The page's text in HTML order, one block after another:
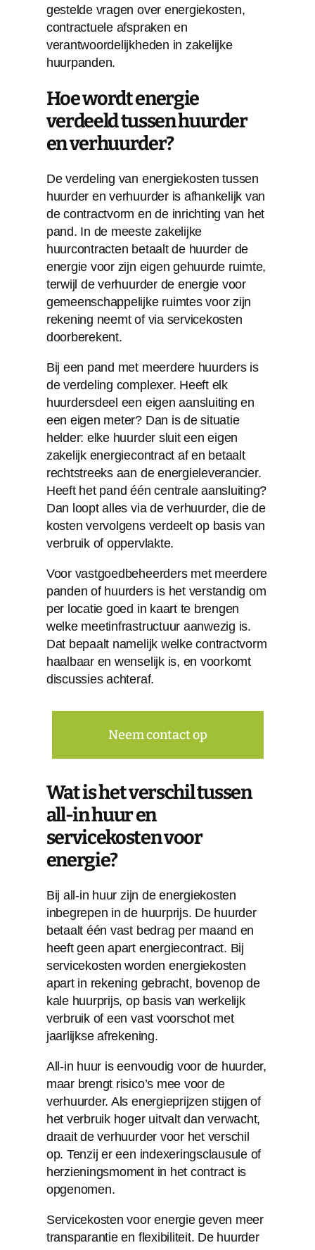
gestelde vragen over energiekosten,
contractuele afspraken en
verantwoordelijkheden in zakelijke
huurpanden.
Hoe wordt energie
verdeeld tussen huurder
en verhuurder?
De verdeling van energiekosten tussen
huurder en verhuurder is afhankelijk van
de contractvorm en de inrichting van het
pand. In de meeste zakelijke
huurcontracten betaalt de huurder de
energie voor zijn eigen gehuurde ruimte,
terwijl de verhuurder de energie voor
gemeenschappelijke ruimtes voor zijn
rekening neemt of via servicekosten
doorberekent.
Bij een pand met meerdere huurders is
de verdeling complexer. Heeft elk
huurdersdeel een eigen aansluiting en
een eigen meter? Dan is de situatie
helder: elke huurder sluit een eigen
zakelijk energiecontract af en betaalt
rechtstreeks aan de energieleverancier.
Heeft het pand één centrale aansluiting?
Dan loopt alles via de verhuurder, die de
kosten vervolgens verdeelt op basis van
verbruik of oppervlakte.
Voor vastgoedbeheerders met meerdere
panden of huurders is het verstandig om
per locatie goed in kaart te brengen
welke meetinfrastructuur aanwezig is.
Dat bepaalt namelijk welke contractvorm
haalbaar en wenselijk is, en voorkomt
discussies achteraf.
Neem contact op
Wat is het verschil tussen
all-in huur en
servicekosten voor
energie?
Bij all-in huur zijn de energiekosten
inbegrepen in de huurprijs. De huurder
betaalt één vast bedrag per maand en
heeft geen apart energiecontract. Bij
servicekosten worden energiekosten
apart in rekening gebracht, bovenop de
kale huurprijs, op basis van werkelijk
verbruik of een vast voorschot met
jaarlijkse afrekening.
All-in huur is eenvoudig voor de huurder,
maar brengt risico’s mee voor de
verhuurder. Als energieprijzen stijgen of
het verbruik hoger uitvalt dan verwacht,
draait de verhuurder voor het verschil
op. Tenzij er een indexeringsclausule of
herzieningsmoment in het contract is
opgenomen.
Servicekosten voor energie geven meer
transparantie en flexibiliteit. De huurder